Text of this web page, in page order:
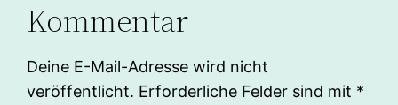
Kommentar
Deine E-Mail-Adresse wird nicht
veröffentlicht. Erforderliche Felder sind mit *